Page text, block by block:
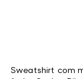
Sweatshirt com